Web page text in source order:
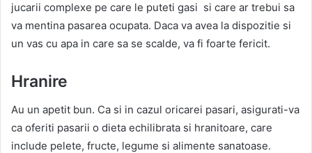
jucarii complexe pe care le puteti gasi si care ar trebui sa
va mentina pasarea ocupata. Daca va avea la dispozitie si
un vas cu apa in care sa se scalde, va fi foarte fericit.
Hranire
Au un apetit bun. Ca si in cazul oricarei pasari, asigurati-va
ca oferiti pasarii o dieta echilibrata si hranitoare, care
include pelete, fructe, legume si alimente sanatoase.